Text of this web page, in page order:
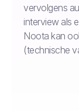
vervolgens
interview als
Noota kan
(technische